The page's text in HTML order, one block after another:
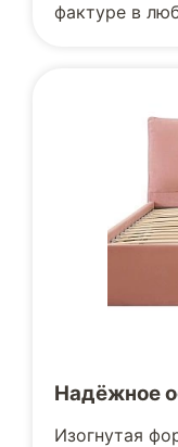
фактуре в
Надёжное
Изогнутая